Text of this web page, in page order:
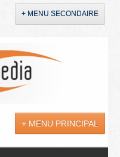
+ MENU SECONDAIRE
+ MENU PRINCIPAL